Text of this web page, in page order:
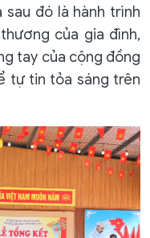
sau đó là hành trình
của gia đình,
tay của cộng đồng
tự tin tỏa sáng trên